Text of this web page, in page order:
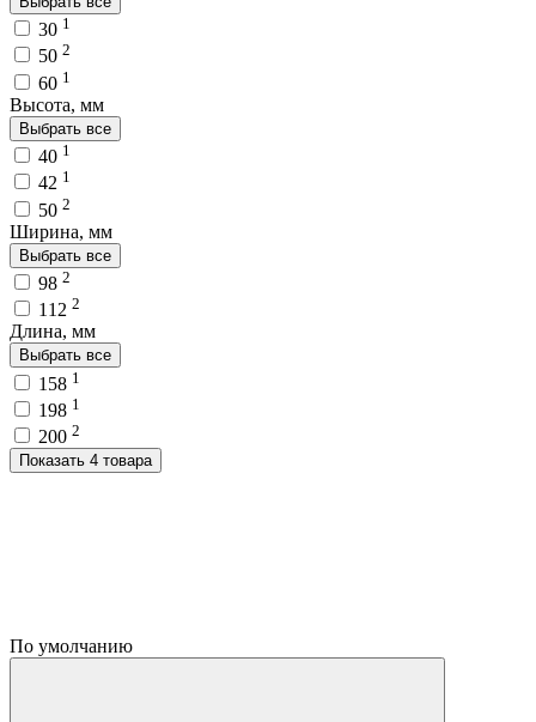
30 1
50 2
60 1
Высота, мм
Выбрать все
40 1
42 1
50 2
Ширина, мм
Выбрать все
98 2
112 2
Длина, мм
Выбрать все
158 1
198 1
200 2
Показать 4 товара
По умолчанию